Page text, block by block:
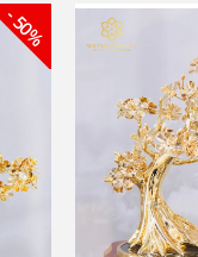
- 50%